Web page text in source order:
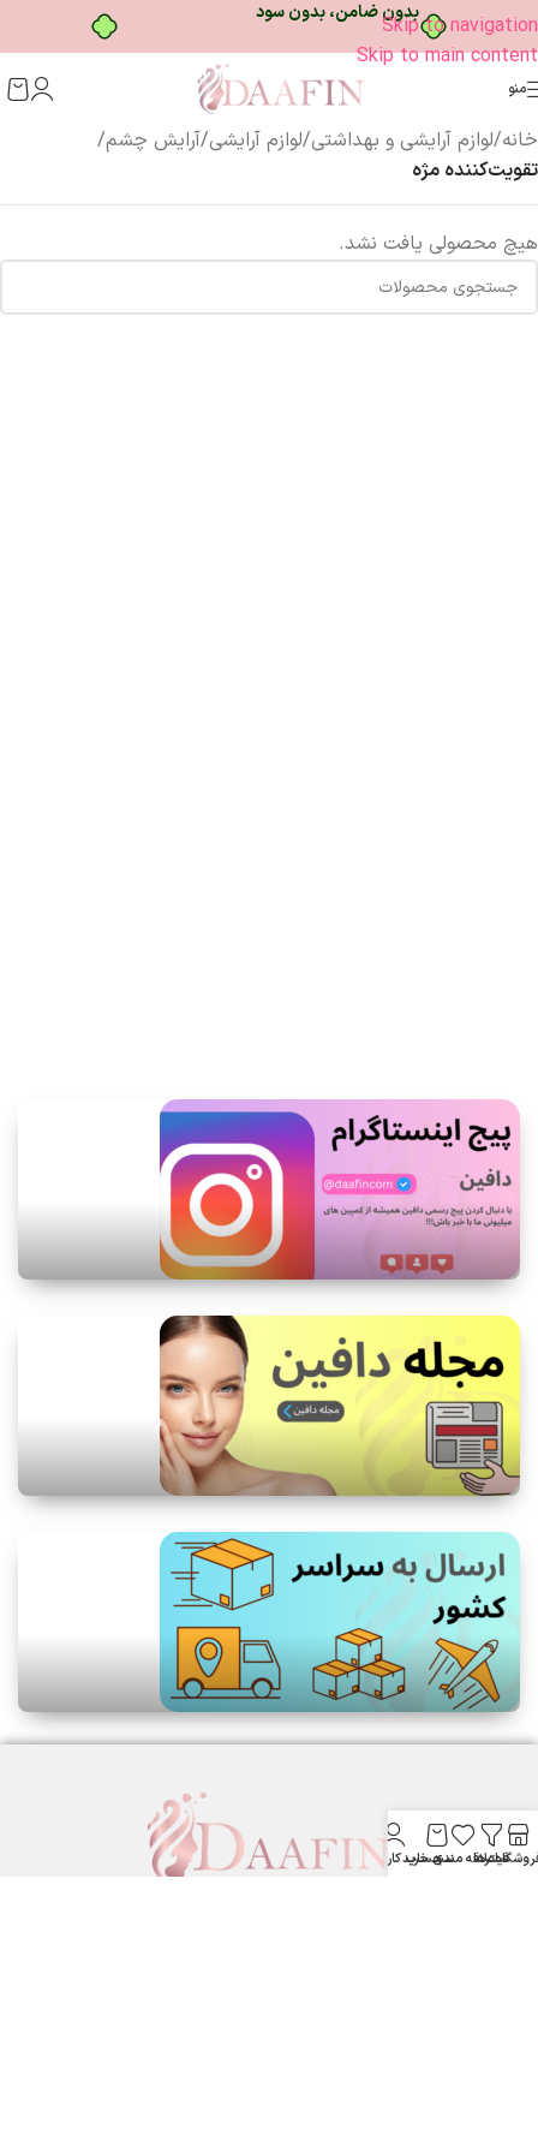
بدون ضامن، بدون سودSkip to navigation
Skip to main content
منو
خانه/لوازم آرایشی و بهداشتی/لوازم آرایشی/آرایش چشم/
تقویت‌کننده مژه
هیچ محصولی یافت نشد.
فیلترها
علاقه مندیسبد خرید
حساب کاربری من